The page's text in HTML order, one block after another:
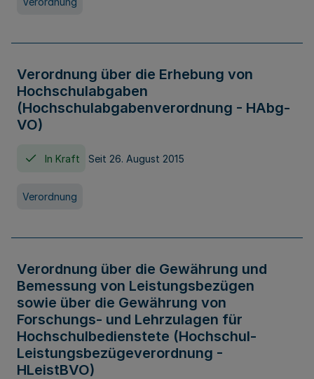
Verordnung über die Erhebung von
Hochschulabgaben
(Hochschulabgabenverordnung - HAbg-
VO)
In Kraft Seit 26. August 2015
Verordnung
Verordnung über die Gewährung und
Bemessung von Leistungsbezügen
sowie über die Gewährung von
Forschungs- und Lehrzulagen für
Hochschulbedienstete (Hochschul-
Leistungsbezügeverordnung -
HLeistBVO)